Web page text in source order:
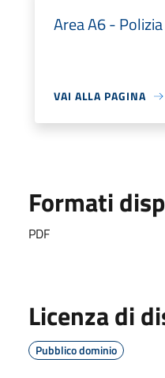
Area A6 -
VAI ALLA PAGINA
Formati
PDF
Licenza di
Pubblico dominio